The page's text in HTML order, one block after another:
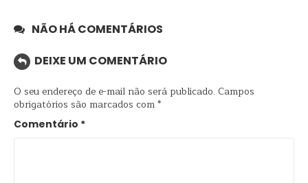
NÃO HÁ COMENTÁRIOS
DEIXE UM COMENTÁRIO
O seu endereço de e-mail não será publicado. Campos
obrigatórios são marcados com*
Comentário *